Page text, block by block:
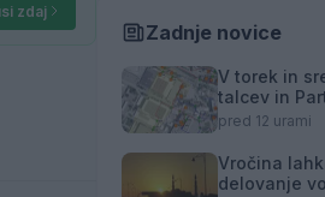
zdaj
Zadnje novice
V torek in
talcev in
12a
pred 12 urami
Vročina
delovanje